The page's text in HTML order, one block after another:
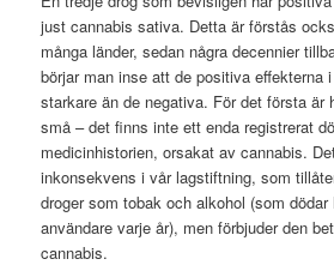
just cannabis sativa. Detta är förstås
många länder, sedan några decennier
börjar man inse att de positiva effekterna
starkare än de negativa. För det första är
små – det finns inte ett enda registrerat
medicinhistorien, orsakat av cannabis.
inkonsekvens i vår lagstiftning, som
droger som tobak och alkohol (som dödar
användare varje år), men förbjuder den
cannabis.